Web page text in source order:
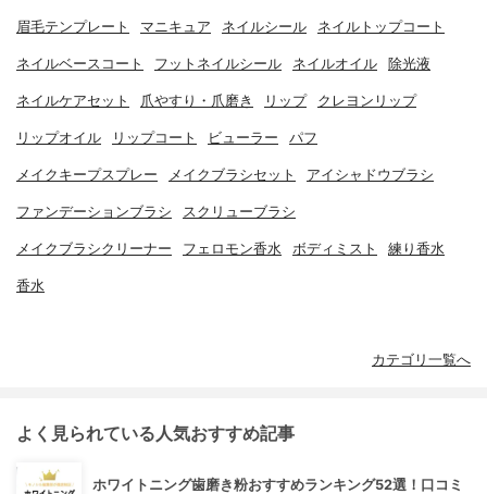
眉毛テンプレート マニキュア ネイルシール ネイルトップコート
ネイルベースコート フットネイルシール ネイルオイル 除光液
ネイルケアセット 爪やすり・爪磨き リップ クレヨンリップ
リップオイル リップコート ビューラー パフ
メイクキープスプレー メイクブラシセット アイシャドウブラシ
ファンデーションブラシ スクリューブラシ
メイクブラシクリーナー フェロモン香水 ボディミスト 練り香水
香水
カテゴリ一覧へ
よく見られている人気おすすめ記事
ホワイトニング歯磨き粉おすすめランキング52選！口コミ